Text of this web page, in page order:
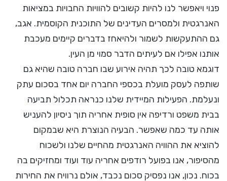
פנוי ויאפשר לנו להיות קשובים להוויות החבויות במציאות
האנרגטית ולמסרים העדינים של התוכנית הקוסמית. אגב,
גם ההתעקשות לשמור ולהיאחז בדברים קיימים מעכבת
אותנו אפילו אם לעיתים הדבר סמוי מן העין.
דוגמא טובה לכך תהיה אירוע שבו חברה טובה שהיא גם
שותפה לעסק מועלת בכספי החברה יום אחד בסכום עתק
ונעלמת. הפעילות המיידית שלנו כנראה תכלול תביעה
בבית משפט ורדיפה אין סופית אחריה תוך ניסיון להעניש
אותה עד כמה שאפשר. הבעיה הנוצרת היא שבמקום
להוציא את ההוויה האנרגטית מהחיים שלנו ולשכוח
מהסיפור, אנו בפועל רודפים אחריה עוד ועוד ומחזיקים בה
בכוח. נכון, אנו נפסיק סכום נכבד, אולם נרוויח את החירות